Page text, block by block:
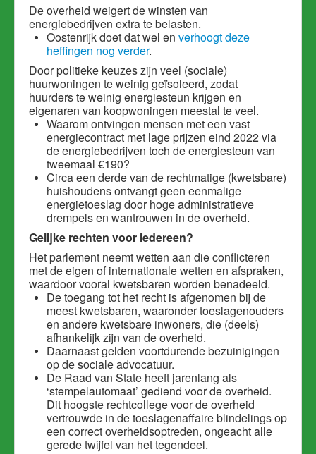
De overheid weigert de winsten van
energiebedrijven extra te belasten.
Oostenrijk doet dat wel en verhoogt deze
heffingen nog verder.
Door politieke keuzes zijn veel (sociale)
huurwoningen te weinig geïsoleerd, zodat
huurders te weinig energiesteun krijgen en
eigenaren van koopwoningen meestal te veel.
Waarom ontvingen mensen met een vast
energiecontract met lage prijzen eind 2022 via
de energiebedrijven toch de energiesteun van
tweemaal €190?
Circa een derde van de rechtmatige (kwetsbare)
huishoudens ontvangt geen eenmalige
energietoeslag door hoge administratieve
drempels en wantrouwen in de overheid.
Gelijke rechten voor iedereen?
Het parlement neemt wetten aan die conflicteren
met de eigen of internationale wetten en afspraken,
waardoor vooral kwetsbaren worden benadeeld.
De toegang tot het recht is afgenomen bij de
meest kwetsbaren, waaronder toeslagenouders
en andere kwetsbare inwoners, die (deels)
afhankelijk zijn van de overheid.
Daarnaast gelden voortdurende bezuinigingen
op de sociale advocatuur.
De Raad van State heeft jarenlang als
‘stempelautomaat’ gediend voor de overheid.
Dit hoogste rechtcollege voor de overheid
vertrouwde in de toeslagenaffaire blindelings op
een correct overheidsoptreden, ongeacht alle
gerede twijfel van het tegendeel.